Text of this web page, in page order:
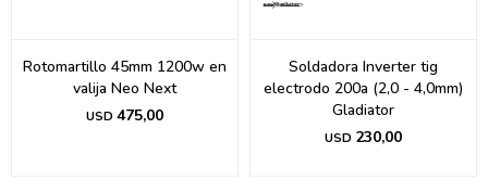
Rotomartillo 45mm 1200w en
valija Neo Next
USD 475,00
Soldadora Inverter tig
electrodo 200a (2,0 - 4,0mm)
Gladiator
USD 230,00